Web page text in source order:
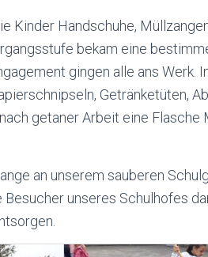
Kinder Handschuhe,
bekam eine
gingen alle ans Werk.
Getränketüten,
getaner Arbeit eine Flasche
an unserem sauberen
unseres Schulhofes